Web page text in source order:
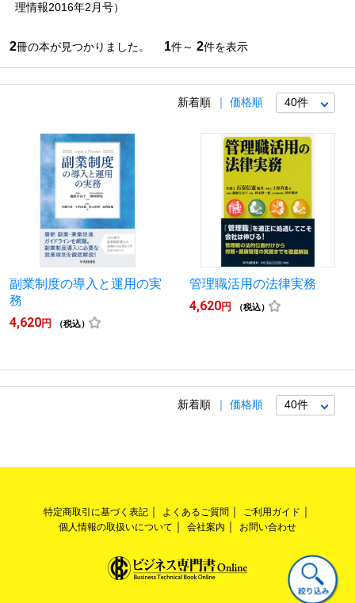
理情報2016年2月号）
2冊の本が見つかりました。 1件～ 2件を表示
新着順 価格順
副業制度の導入と運用の実
務
4,620円 （税込）
管理職活用の法律実務
4,620円 （税込）
新着順 価格順
特定商取引に基づく表記 よくあるご質問
ご利用ガイド
個人情報の取扱いについて
会社案内 お問い合わせ